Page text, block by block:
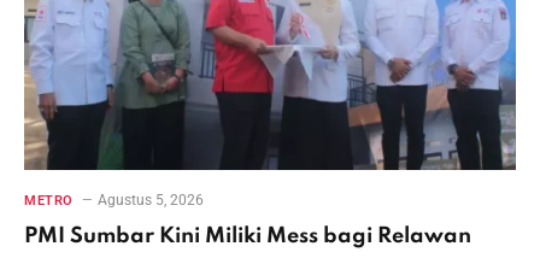
METRO Agustus 5, 2026
PMI Sumbar Kini Miliki Mess bagi Relawan